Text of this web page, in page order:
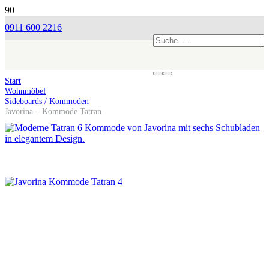
0911 600 2216
Start
Wohnmöbel
Sideboards / Kommoden
Javorina – Kommode Tatran